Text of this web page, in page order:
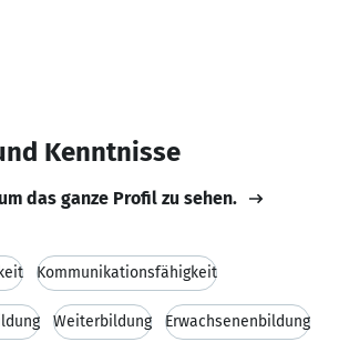
Kenntnisse
das ganze Profil zu sehen.
Kommunikationsfähigkeit
Weiterbildung Erwachsenenbildung